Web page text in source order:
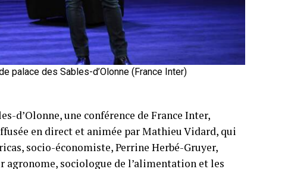
palace des Sables-d’Olonne (France Inter)
d’Olonne, une conférence de France Inter,
en direct et animée par Mathieu Vidard, qui
socio-économiste, Perrine Herbé-Gruyer,
sociologue de l’alimentation et les